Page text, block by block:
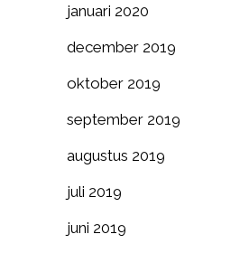
januari 2020
december 2019
oktober 2019
september 2019
augustus 2019
juli 2019
juni 2019